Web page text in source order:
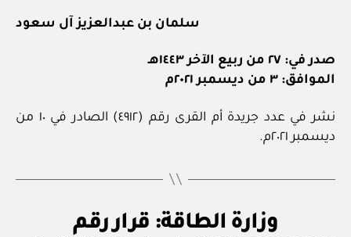
سلمان بن عبدالعزيز آل سعود
صدر في: ٢٧ من ربيع الآخر ١٤٤٣هـ
الموافق: ٣ من ديسمبر ٢٠٢١م
نشر في عدد جريدة أم القرى رقم (٤٩١٢) الصادر في ١٠ من
ديسمبر ٢٠٢١م.
وزارة الطاقة: قرار رقم